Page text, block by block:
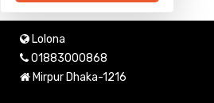
Lolona
01883000868
Mirpur Dhaka-1216